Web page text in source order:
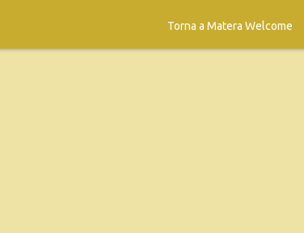
Torna a Matera Welcome